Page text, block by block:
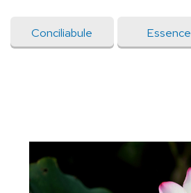
Conciliabule Essence